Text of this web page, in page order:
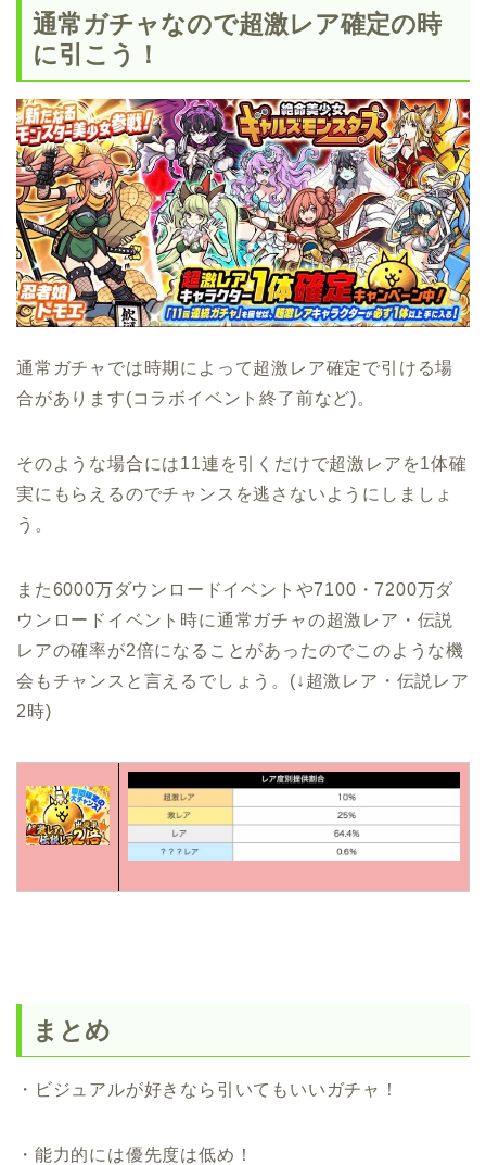
通常ガチャなので超激レア確定の時
に引こう！
通常ガチャでは時期によって超激レア確定で引ける場
合があります(コラボイベント終了前など)。
そのような場合には11連を引くだけで超激レアを1体確
実にもらえるのでチャンスを逃さないようにしましょ
う。
また6000万ダウンロードイベントや7100・7200万ダ
ウンロードイベント時に通常ガチャの超激レア・伝説
レアの確率が2倍になることがあったのでこのような機
会もチャンスと言えるでしょう。(↓超激レア・伝説レア
2時)
まとめ
・ビジュアルが好きなら引いてもいいガチャ！
・能力的には優先度は低め！